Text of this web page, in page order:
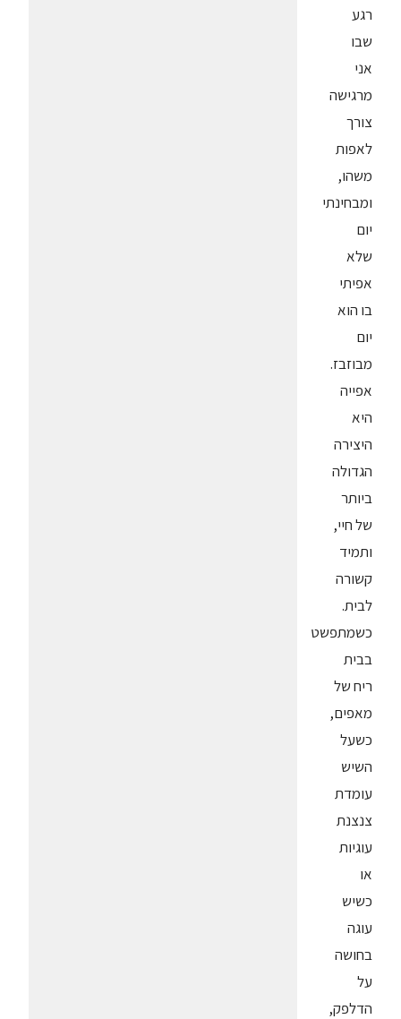
רגע
שבו
אני
מרגישה
צורך
לאפות
משהו,
ומבחינתי
יום
שלא
אפיתי
בו הוא
יום
מבוזבז.
אפייה
היא
היצירה
הגדולה
ביותר
של חיי,
ותמיד
קשורה
לבית.
כשמתפשט
בבית
ריח של
מאפים,
כשעל
השיש
עומדת
צנצנת
עוגיות
או
כשיש
עוגה
בחושה
על
הדלפק,